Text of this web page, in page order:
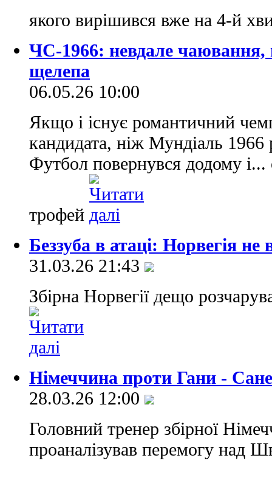
якого вирішився вже на 4-й
ЧС-1966: невдале чаювання,
щелепа
06.05.26 10:00
Якщо і існує романтичний
кандидата, ніж Мундіаль 1966
Футбол повернувся додому
трофей
Беззуба в атаці: Норвегія
31.03.26 21:43
Збірна Норвегії дещо
Німеччина проти Гани -
28.03.26 12:00
Головний тренер збірної
проаналізував перемогу над